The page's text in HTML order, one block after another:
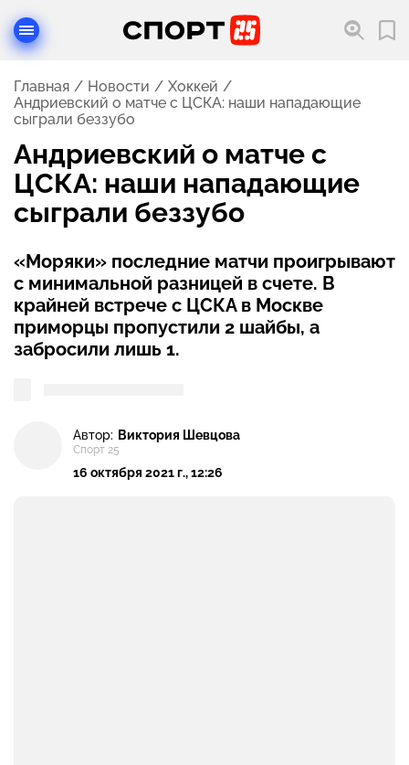
Главная Новости
Хоккей
Андриевский о матче с ЦСКА: наши нападающие
сыграли беззубо
Андриевский о матче с
ЦСКА: наши нападающие
сыграли беззубо
«Моряки» последние матчи проигрывают
с минимальной разницей в счете. В
крайней встрече с ЦСКА в Москве
приморцы пропустили 2 шайбы, а
забросили лишь 1.
Автор: Виктория Шевцова
Спорт 25
16 октября 2021 г., 12:26